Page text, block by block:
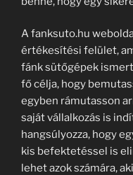
A fanksuto.hu
értékesítési felület,
fánk sütőgépek
fő célja, hogy
egyben rámutasson
saját vállalkozás is
hangsúlyozza, hogy
kis befektetéssel is
lehet azok számára,